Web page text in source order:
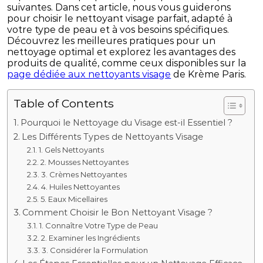
suivantes. Dans cet article, nous vous guiderons
pour choisir le nettoyant visage parfait, adapté à
votre type de peau et à vos besoins spécifiques.
Découvrez les meilleures pratiques pour un
nettoyage optimal et explorez les avantages des
produits de qualité, comme ceux disponibles sur la
page dédiée aux nettoyants visage de Krème Paris.
Table of Contents
Pourquoi le Nettoyage du Visage est-il Essentiel ?
Les Différents Types de Nettoyants Visage
1. Gels Nettoyants
2. Mousses Nettoyantes
3. Crèmes Nettoyantes
4. Huiles Nettoyantes
5. Eaux Micellaires
Comment Choisir le Bon Nettoyant Visage ?
1. Connaître Votre Type de Peau
2. Examiner les Ingrédients
3. Considérer la Formulation